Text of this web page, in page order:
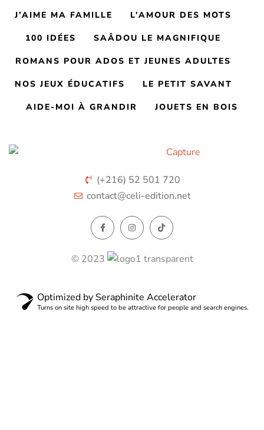
J’AIME MA FAMILLE L’AMOUR DES MOTS
100 IDÉES SAÂDOU LE MAGNIFIQUE
ROMANS POUR ADOS ET JEUNES ADULTES
NOS JEUX ÉDUCATIFS LE PETIT SAVANT
AIDE-MOI À GRANDIR JOUETS EN BOIS
(+216) 52 501 720
contact@celi-edition.net
© 2023
Optimized by Seraphinite Accelerator
Turns on site high speed to be attractive for people and search engines.